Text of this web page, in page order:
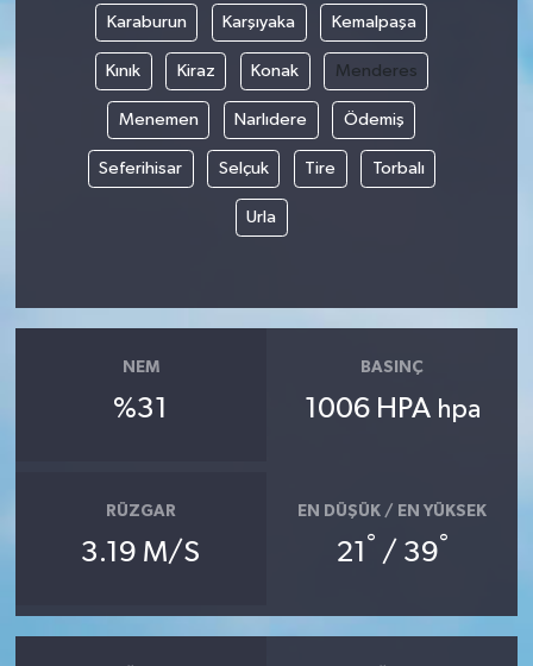
Karaburun Karşıyaka Kemalpaşa
Kınık Kiraz Konak Menderes
Menemen Narlıdere Ödemiş
Seferihisar Selçuk Tire Torbalı
Urla
NEM
%31
BASINÇ
1006 HPA hpa
RÜZGAR
3.19 M/S
EN DÜŞÜK / EN YÜKSEK
21 ° / 39°